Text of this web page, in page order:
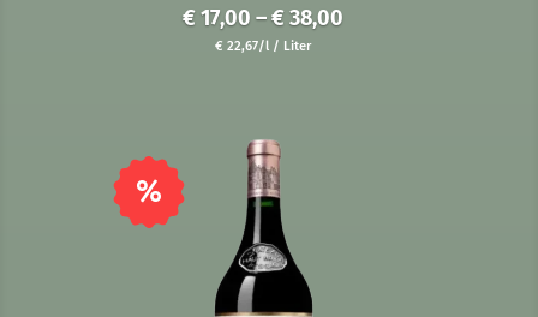
€17,00 –€38,00Preisspanne:
€ 22,67/l / Liter
%